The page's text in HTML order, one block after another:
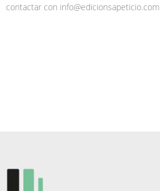
contactar con info@edicionsapeticio.com